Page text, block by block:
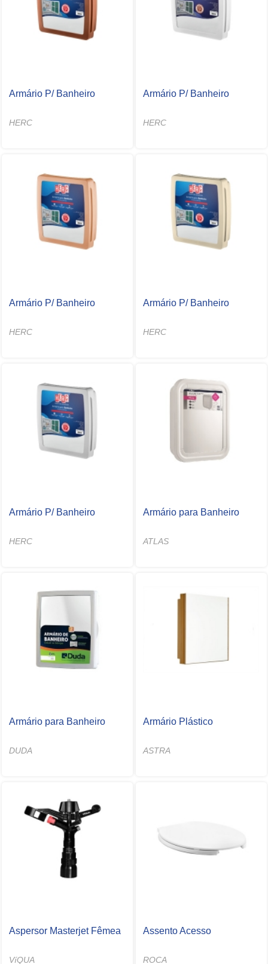
Armário P/ Banheiro
HERC
Armário P/ Banheiro
HERC
Armário P/ Banheiro
HERC
Armário P/ Banheiro
HERC
Armário P/ Banheiro
HERC
Armário para Banheiro
ATLAS
Armário para Banheiro
DUDA
Armário Plástico
ASTRA
Aspersor Masterjet Fêmea
VíQUA
Assento Acesso
ROCA